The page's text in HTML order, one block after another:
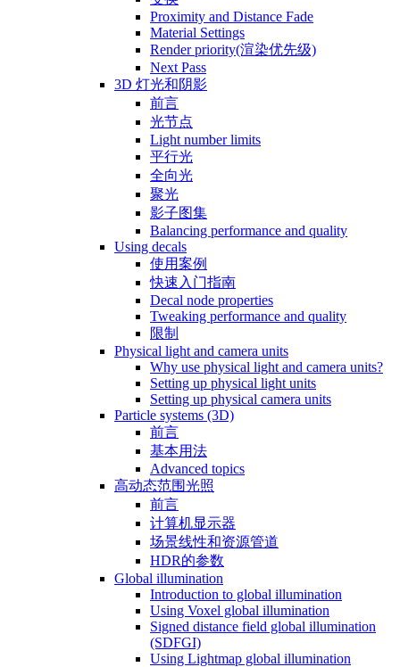
Proximity and Distance Fade
Material Settings
Render priority(渲染优先级)
Next Pass
3D 灯光和阴影
前言
光节点
Light number limits
平行光
全向光
聚光
影子图集
Balancing performance and quality
Using decals
使用案例
快速入门指南
Decal node properties
Tweaking performance and quality
限制
Physical light and camera units
Why use physical light and camera units?
Setting up physical light units
Setting up physical camera units
Particle systems (3D)
前言
基本用法
Advanced topics
高动态范围光照
前言
计算机显示器
场景线性和资源管道
HDR的参数
Global illumination
Introduction to global illumination
Using Voxel global illumination
Signed distance field global illumination
(SDFGI)
Using Lightmap global illumination